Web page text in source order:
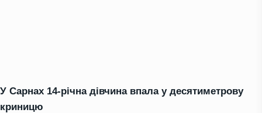
У Сарнах 14-річна дівчина впала у десятиметрову
криницю